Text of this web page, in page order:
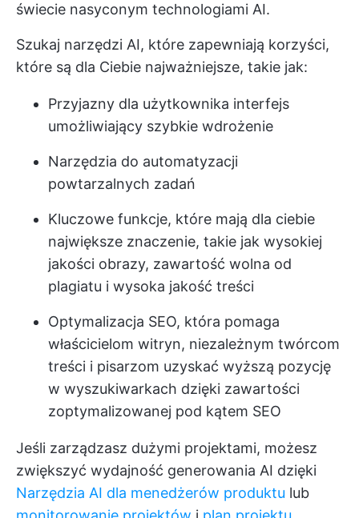
świecie nasyconym technologiami AI.
Szukaj narzędzi AI, które zapewniają korzyści,
które są dla Ciebie najważniejsze, takie jak:
Przyjazny dla użytkownika interfejs
umożliwiający szybkie wdrożenie
Narzędzia do automatyzacji
powtarzalnych zadań
Kluczowe funkcje, które mają dla ciebie
największe znaczenie, takie jak wysokiej
jakości obrazy, zawartość wolna od
plagiatu i wysoka jakość treści
Optymalizacja SEO, która pomaga
właścicielom witryn, niezależnym twórcom
treści i pisarzom uzyskać wyższą pozycję
w wyszukiwarkach dzięki zawartości
zoptymalizowanej pod kątem SEO
Jeśli zarządzasz dużymi projektami, możesz
zwiększyć wydajność generowania AI dzięki
Narzędzia AI dla menedżerów produktu lub